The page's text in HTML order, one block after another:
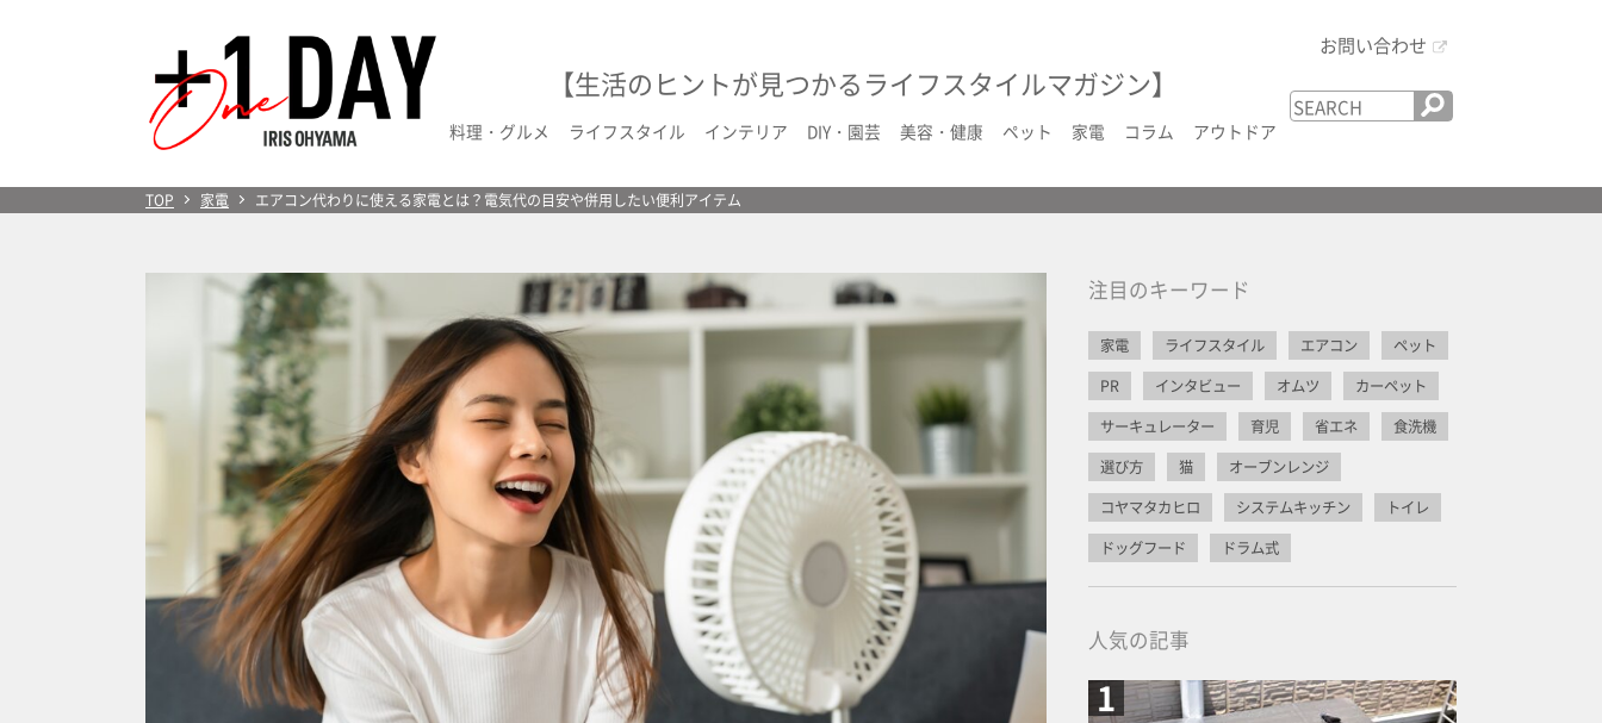
【生活のヒントが見つかるライフスタイルマガジン】
料理・グルメ ライフスタイル インテリア DIY・園芸 美容・健康 ペット 家電 コラム アウトドア
お問い合わせ
TOP ＋1 Day
家電 エアコン代わりに使える家電とは？電気代の目安や併用したい便利アイテム
注目のキーワード
家電 ライフスタイル エアコン
ペット
PR
インタビュー オムツ
カーペット
サーキュレーター
育児 省エネ
食洗機
選び方
猫
オーブンレンジ
コヤマタカヒロ
システムキッチン
トイレ
ドッグフード
ドラム式
人気の記事